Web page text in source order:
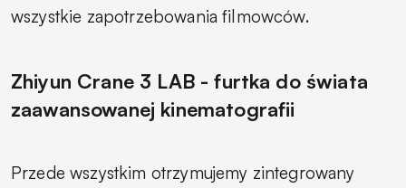
wszystkie zapotrzebowania filmowców.
Zhiyun Crane 3 LAB - furtka do świata
zaawansowanej kinematografii
Przede wszystkim otrzymujemy zintegrowany